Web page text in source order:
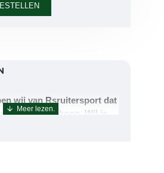
wij van Rsruitersport dat
met uw aankoop. Wil je